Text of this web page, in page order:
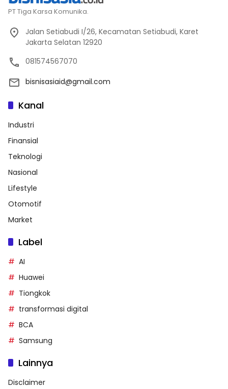
PT Tiga Karsa Komunika.
Jalan Setiabudi I/26, Kecamatan Setiabudi, Karet
Jakarta Selatan 12920
081574567070
bisnisasiaid@gmail.com
Kanal
Industri
Finansial
Teknologi
Nasional
Lifestyle
Otomotif
Market
Label
AI
Huawei
Tiongkok
transformasi digital
BCA
Samsung
Lainnya
Disclaimer